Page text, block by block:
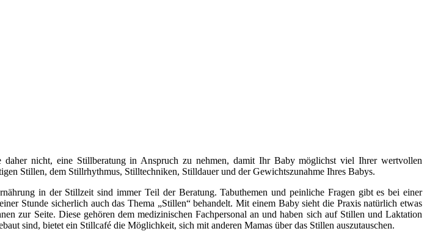
daher nicht, eine Stillberatung in Anspruch zu nehmen, damit Ihr Baby möglichst viel Ihrer wertvollen
Stillen, dem Stillrhythmus, Stilltechniken, Stilldauer und der Gewichtszunahme Ihres Babys.
in der Stillzeit sind immer Teil der Beratung. Tabuthemen und peinliche Fragen gibt es bei einer
Stunde sicherlich auch das Thema „Stillen“ behandelt. Mit einem Baby sieht die Praxis natürlich etwas
zur Seite. Diese gehören dem medizinischen Fachpersonal an und haben sich auf Stillen und Laktation
sind, bietet ein Stillcafé die Möglichkeit, sich mit anderen Mamas über das Stillen auszutauschen.